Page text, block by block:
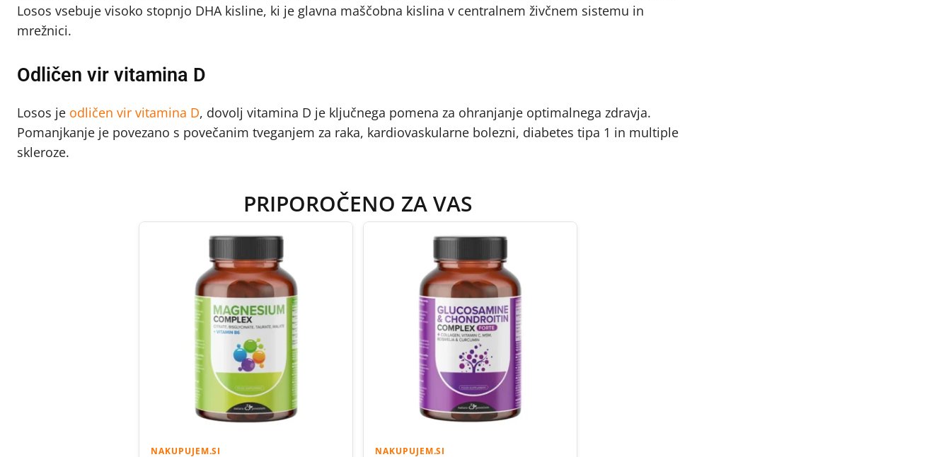
Losos vsebuje visoko stopnjo DHA kisline, ki je glavna maščobna kislina v centralnem živčnem sistemu in
mrežnici.
Odličen vir vitamina D
Losos je odličen vir vitamina D, dovolj vitamina D je ključnega pomena za ohranjanje optimalnega zdravja.
Pomanjkanje je povezano s povečanim tveganjem za raka, kardiovaskularne bolezni, diabetes tipa 1 in multiple
skleroze.
PRIPOROČENO ZA VAS
NAKUPUJEM.SI NAKUPUJEM.SI